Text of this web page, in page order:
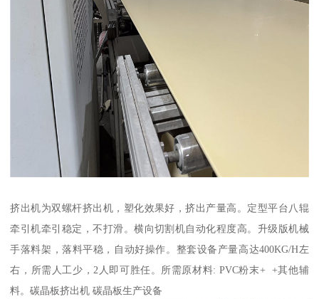
挤出机为双螺杆挤出机，塑化效果好，挤出产量高。定型平台八辊
牵引机牵引稳定，不打滑。横向切割机自动化程度高。升级版机械
手落料架，落料平稳，自动好操作。整套设备产量高达400KG/H左
右，所需人工少，2人即可胜任。所需原材料: PVC粉末+ +其他辅
料。碳晶板挤出机 碳晶板生产设备